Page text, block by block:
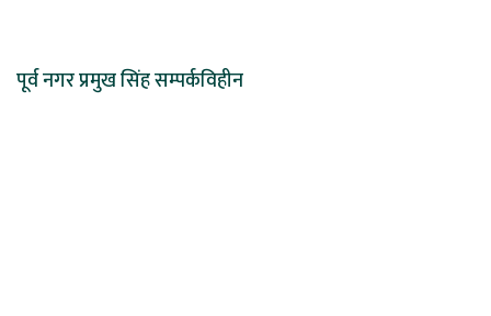
पूर्व नगर प्रमुख सिंह सम्पर्कविहीन